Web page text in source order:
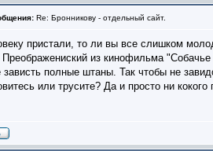
Re: Бронникову - отдельный сайт.
пристали, то ли вы все слишком
из кинофильма
полные штаны. Так чтобы не
или трусите? Да и просто ни